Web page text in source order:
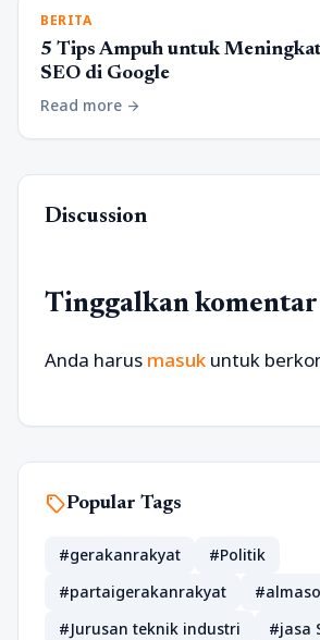
BERITA
5 Tips Ampuh untuk
SEO di Google
Read more arrow_forward
Discussion
Tinggalkan komentar
Anda harus masuk untuk
sellPopular Tags
#gerakanrakyat
#Politik
#partaigerakanrakyat
#Jurusan teknik industri
#jasa